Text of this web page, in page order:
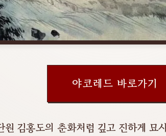
야코레드 바로가기
원 김홍도의 춘화처럼 깊고 진하게 묘